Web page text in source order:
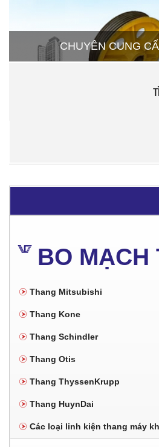
CHUYÊN CUNG
BO MẠCH
Thang Mitsubishi
Thang Kone
Thang Schindler
Thang Otis
Thang ThyssenKrupp
Thang HuynDai
Các loại linh kiện thang máy